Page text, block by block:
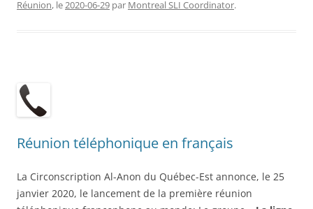
Réunion, le2020-06-29 par Montreal SLI Coordinator.
Réunion téléphonique en français
La Circonscription Al-Anon du Québec-Est annonce, le 25
janvier 2020, le lancement de la première réunion